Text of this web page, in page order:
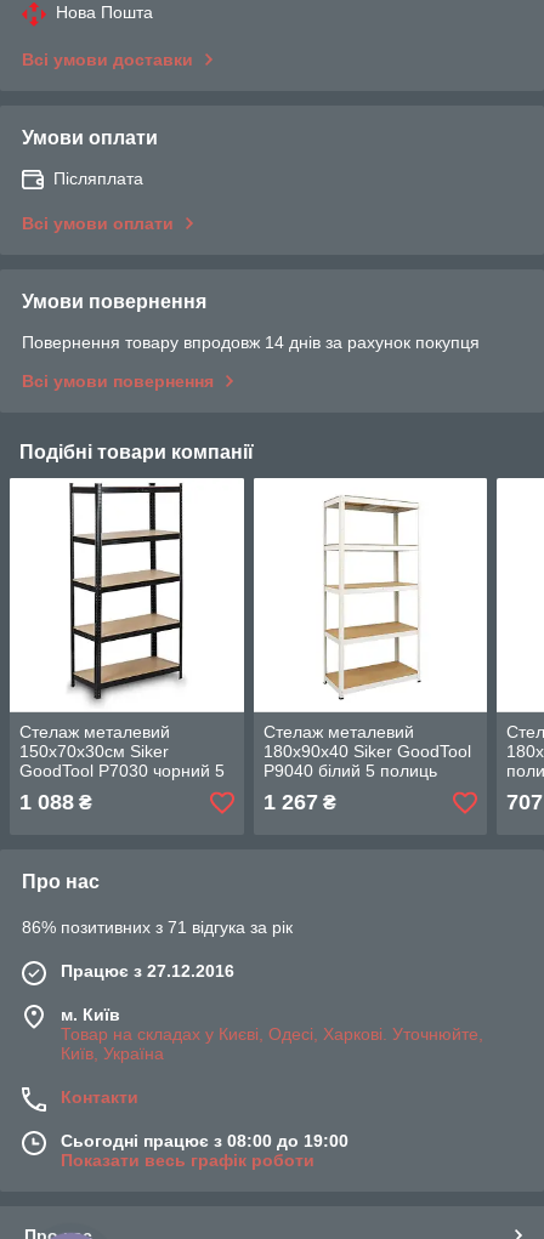
Нова Пошта
Всі умови доставки
Умови оплати
Післяплата
Всі умови оплати
Умови повернення
Повернення товару впродовж 14 днів за рахунок покупця
Всі умови повернення
Подібні товари компанії
Стелаж металевий
150х70х30см Siker
GoodTool P7030 чорний 5
полиць Новое!
1 088 ₴
Стелаж металевий
180x90x40 Siker GoodTool
P9040 білий 5 полиць
Новое!
1 267₴ 707
Про нас
86% позитивних з 71 відгука за рік
Працює з 27.12.2016
м. Київ
Товар на складах у Києві, Одесі, Харкові. Уточнюйте,
Київ, Україна
Контакти
Сьогодні працює з 08:00 до 19:00
Показати весь графік роботи